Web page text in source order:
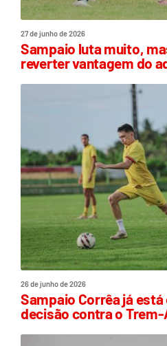
27 de junho de 2026
Sampaio luta muito,
reverter vantagem do
26 de junho de 2026
Sampaio Corrêa já está
decisão contra o Trem-